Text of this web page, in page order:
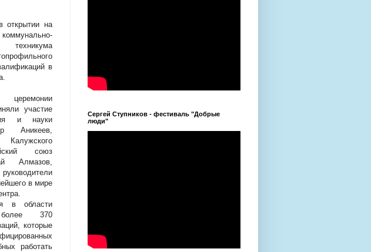
открытии на
в
церемонии
участие
и науки
Аникеев,
союз
Алмазов,
в мире
в области
более 370
которые
работать
Сергей Ступников - фестиваль "Добрые
люди"